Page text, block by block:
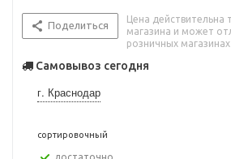
Поделиться
Цена действительна
магазина и может
розничных магазинах
Самовывоз сегодня
г. Краснодар
сортировочный